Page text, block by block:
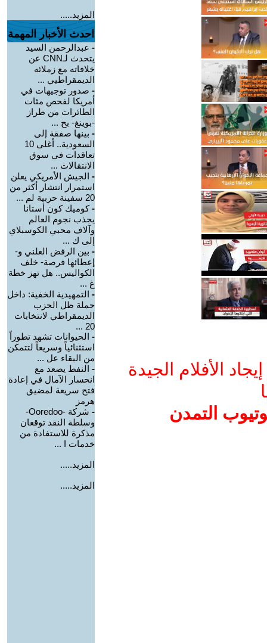
الأفلام الجيدة
التمدن
المزيد.....
احدث الأخبار المهمة
- عبدالرحمن السيد
يتحدث لـCNN عن
خلافاته مع زملائه
الديمقراطيي ...
- صدور توجيهات في
أمريكا لفحص مئات
الطائرات من طراز
-بوينغ- بح ...
- بينها صفقة إلى
السعودية.. أغلى 10
تعاقدات في سوق
الانتقالات ...
- الجيش الأمريكي يعلن
استمرار انتشار أكثر من
20 سفينة حربية لم ...
-كوميك كون أستانا
يجذب نجوم العالم
وآلاف محبي الكوسبلاي
إلى ك ...
- بين الرفض العلني و-
إعطائها فرصة- خلف
الكواليس.. هل تهز خطة
غ ...
- التمهيدية الخفية: داخل
حملة ظل الحزب
الديمقراطي لانتخابات
20 ...
- الحيوانات تشهد تطوراً
استثنائياً وسريعاً لتتمكن
من البقاء عل ...
- النفط يصعد مع
انحسار الآمال في إعادة
فتح سريعة لمضيق
هرمز
-
شركة -Ooredoo-
وسلطة النقد توقعان
مذكرة للاستفادة من
خدمات ا ...
المزيد.....
المزيد.....